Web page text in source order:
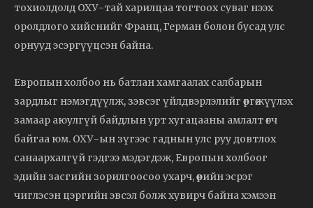
тохиолдолд ОХУ-тай харилцаа тогтоох суваг нээх
оролдлого хийснийг Франц, Герман болон бусад улс
орнууд эсэргүүцсэн байна.
Европын холбоо нь батлан хамгаалах салбарын
зардлыг нэмэгдүүлж, зэвсэг үйлдвэрлэлийг өргөжүүлэх
замаар аюулгүй байдлын урт хугацааны амлалт өгч
байгаа юм. ОХУ-ын зүгээс гаднын улс руу довтлох
санаархалгүй гэдгээ мэдэгдэж, Европын холбоог
эдийн засгийн зорилгоосоо ухарч, өөрийн эсрэг
чиглэсэн цэргийн эвсэл болж хувирч байна хэмээн